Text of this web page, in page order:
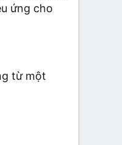
ứng cho
từ một